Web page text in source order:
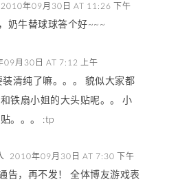
2010年09月30日 AT 11:26 下午
奶牛替球球答个好~~~
09月30日 AT 7:12 上午
装清纯了嘛。。。 貌似大家都
铁扇小姐的大头贴呢。。 小
。。。 :tp
2010年09月30日 AT 7:30 下午
告，再不发！ 全体博友游戏表